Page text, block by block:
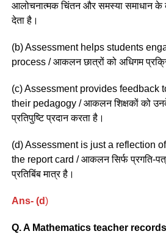
आलोचनात्मक चिंतन और समस्या समाधान
देता है।
(b) Assessment helps students
process / आकलन छात्रों को अधिगम
(c) Assessment provides feedback
their pedagogy / आकलन शिक्षकों को
प्रतिपुष्टि प्रदान करता है।
(d) Assessment is just a reflection
the report card / आकलन सिर्फ प्रगति-
प्रतिबिंब मात्र है।
Ans- (d)
Q. A Mathematics teacher